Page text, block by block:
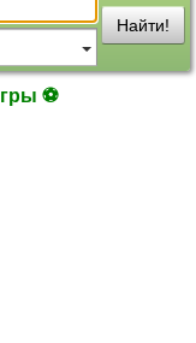
Найти!
⚽